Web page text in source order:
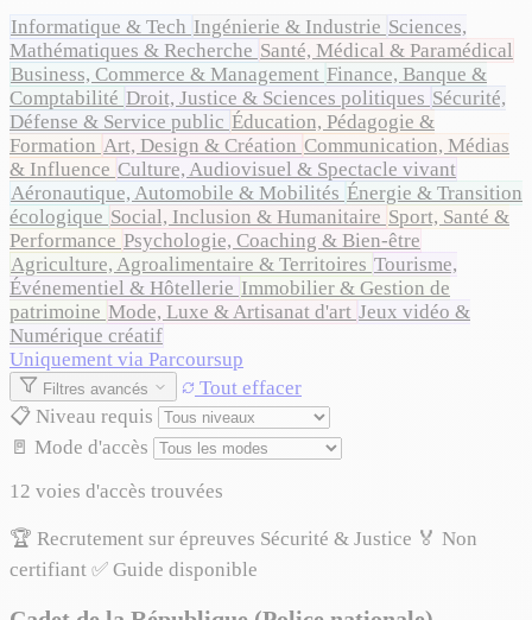
Informatique & Tech Ingénierie & Industrie Sciences,
Mathématiques & Recherche Santé, Médical & Paramédical
Business, Commerce & Management Finance, Banque &
Comptabilité Droit, Justice & Sciences politiques Sécurité,
Défense & Service public Éducation, Pédagogie &
Formation Art, Design & Création Communication, Médias
& Influence Culture, Audiovisuel & Spectacle vivant
Aéronautique, Automobile & Mobilités Énergie & Transition
écologique Social, Inclusion & Humanitaire Sport, Santé &
Performance Psychologie, Coaching & Bien-être
Agriculture, Agroalimentaire & Territoires Tourisme,
Événementiel & Hôtellerie Immobilier & Gestion de
patrimoine Mode, Luxe & Artisanat d'art Jeux vidéo &
Numérique créatif
Uniquement via Parcoursup
Filtres avancés
Tout effacer
📋 Niveau requis
🚪 Mode d'accès
12 voies d'accès trouvées
🏆 Recrutement sur épreuves Sécurité & Justice 🏅 Non
certifiant ✅ Guide disponible